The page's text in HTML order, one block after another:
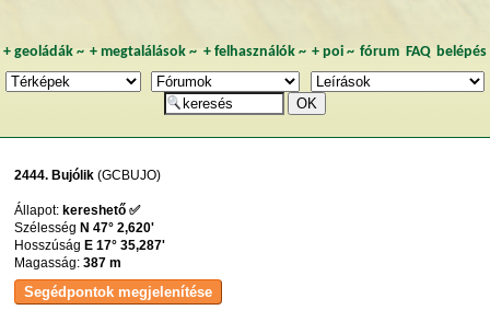
+ geoládák~ +megtalálások ~ + felhasználók~ + poi~ fórum FAQ belépés
2444. Bujólik (GCBUJO)
Állapot: kereshető ✅
Szélesség N 47° 2,620'
Hosszúság E 17° 35,287'
Magasság:387 m